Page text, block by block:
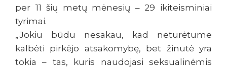
per 11 šių metų mėnesių – 29 ikiteisminiai
tyrimai.
„Jokiu būdu nesakau, kad neturėtume
kalbėti pirkėjo atsakomybę, bet žinutė yra
tokia – tas, kuris naudojasi seksualinėmis